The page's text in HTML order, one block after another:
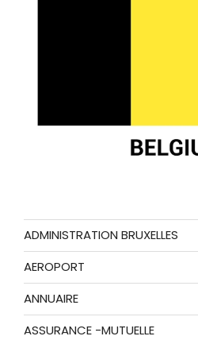
ADMINISTRATION BRUXELLES
AEROPORT
ANNUAIRE
ASSURANCE -MUTUELLE